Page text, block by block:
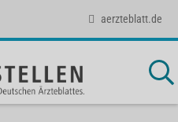
aerzteblatt.de